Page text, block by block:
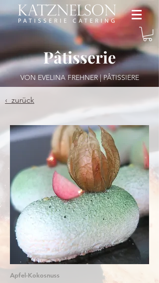
Pâtisserie
VON EVELINA FREHNER | PÂTISSIERE
‹ zurück
Apfel-Kokosnuss